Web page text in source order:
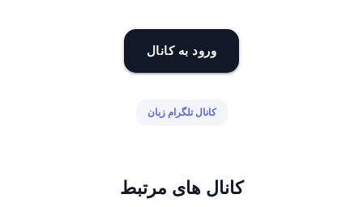
ورود به کانال
کانال تلگرام زبان
کانال های مرتبط